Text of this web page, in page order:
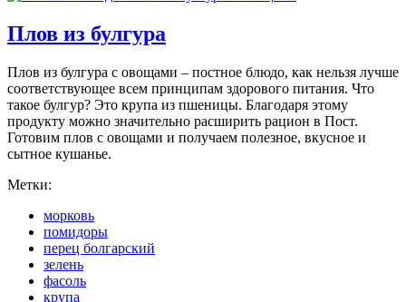
Плов из булгура
Плов из булгура с овощами – постное блюдо, как нельзя лучше
соответствующее всем принципам здорового питания. Что
такое булгур? Это крупа из пшеницы. Благодаря этому
продукту можно значительно расширить рацион в Пост.
Готовим плов с овощами и получаем полезное, вкусное и
сытное кушанье.
Метки:
морковь
помидоры
перец болгарский
зелень
фасоль
крупа